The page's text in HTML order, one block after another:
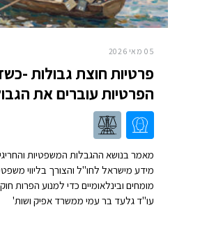
05 מאי 2026
פרטיות חוצת גבולות -
הפרטיות עוברים את
מאמר בנושא ההגבלות המשפטיות
מידע מישראל לחו"ל והצורך בליווי
מומחים ובינלאומיים כדי למנוע הפרות
עו"ד גלעד בר עמי ממשרד אפיק ושות'